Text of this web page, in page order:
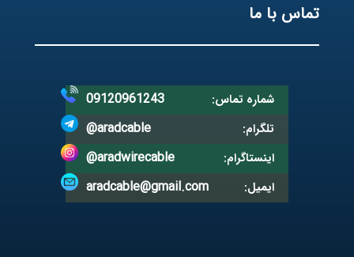
تماس با ما
شماره تماس: 09120961243
تلگرام: @aradcable
اینستاگرام: @aradwirecable
ایمیل: aradcable@gmail.com